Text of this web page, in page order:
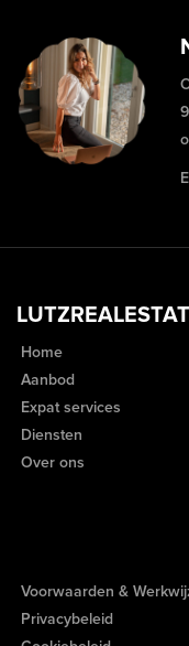
Home
Aanbod
Expat services
Diensten
Over ons
Voorwaarden &
Privacybeleid